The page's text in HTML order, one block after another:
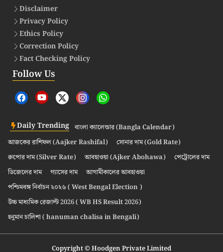
Disclaimer
Privacy Policy
Ethics Policy
Correction Policy
Fact Checking Policy
Follow Us
Daily Trending বাংলা ক্যালেন্ডার (Bangla Calendar)
আজকের রাশিফল (Aajker Rashifal)
সোনার দাম (Gold Rate)
রুপোর দাম (Silver Rate)
আবহাওয়া (Ajker Abohawa)
পেট্রোলের দাম
ডিজেলের দাম
গ্যাসের দাম
আগামীকালের আবহাওয়া
পশ্চিমবঙ্গ নির্বাচন ২০২৬ ( West Bengal Election )
উচ্চ মাধ্যমিক রেজাল্ট 2026 ( WB HS Result 2026)
হনুমান চালিশা ( hanuman chalisa in Bengali)
Copyright © Hoodgen Private Limited